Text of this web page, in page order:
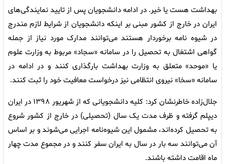
بهداشت هست یا خیر. در ادامه دانشجویان پس از تایید نمایندگی‌های
ایران در خارج از کشور مبنی بر اینکه دانشجویان از شرایط لازم مندرج
در شیوه نامه برخوردار هستند می‌توانند مدارک مورد نیاز از جمله
گواهی اشتغال به تحصیل را در سامانه «سجاد» مربوط به وزارت علوم
یا «موحد» متعلق به وزارت بهداشت بارگذاری کنند و در ادامه در
سامانه «سخا» نیروی انتظامی نیز درخواست معافیت خود را ثبت کنند.
جلال‌زاده خاطرنشان کرد: کلیه دانشجویانی که از شهریور ۱۳۹۸ در ایران
دیپلم گرفته و ظرف مدت یک سال (تحصیلی) در خارج از کشور شروع
به تحصیل کرده‌اند، مشمول این شیوه‌نامه اجرایی می‌شوند و بر اساس
آن می‌توانند سه بار در سال به ایران سفر کنند و در مجموع مدت چهار
ماه اقامت داشته باشند.